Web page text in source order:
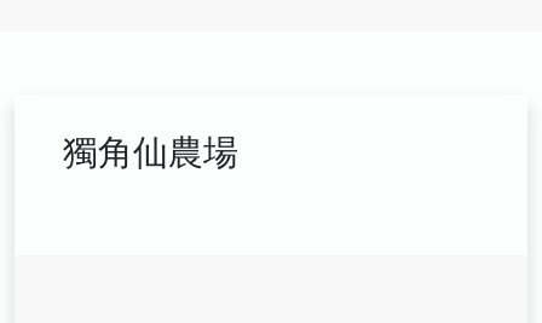
獨角仙農場